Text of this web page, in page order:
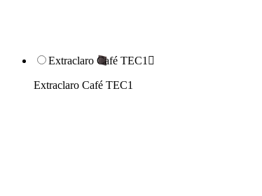
Extraclaro Café TEC1 
Extraclaro Café TEC1